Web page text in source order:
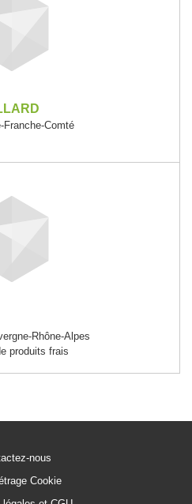
Franche-Comté
Rhône-Alpes
produits frais
nous
Cookie